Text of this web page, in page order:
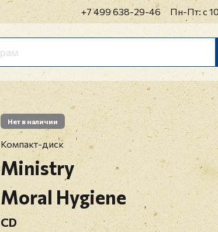
+7 499 638-29-46 Пн-Пт: с
Нет в наличии
Компакт-диск
Ministry
Moral Hygiene
CD